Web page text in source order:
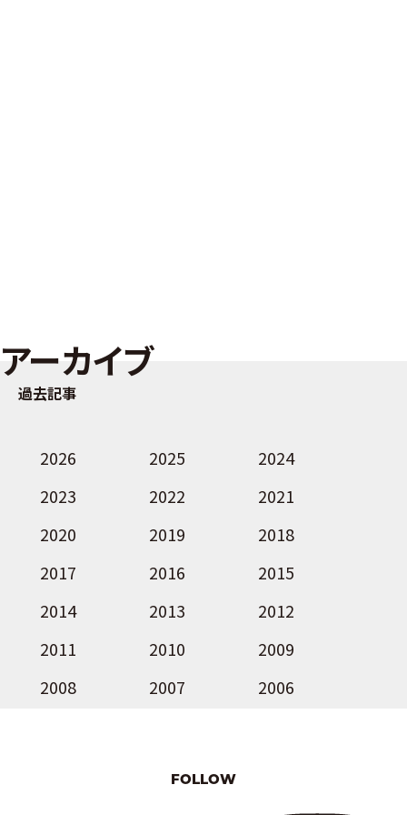
アーカイブ
過去記事
2026 2025
2024
2023
2022
2021
2020
2019
2018
2017
2016
2015
2014
2013
2012
2011
2010
2009
2008
2007 2006
FOLLOW